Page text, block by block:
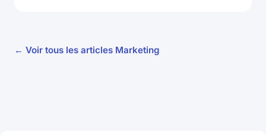
← Voir tous les articles Marketing